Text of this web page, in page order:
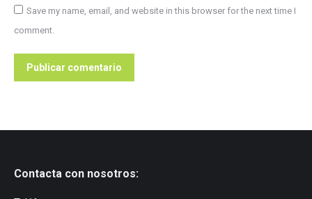
Save my name, email, and website in this browser for the next time I
comment.
Publicar comentario
Contacta con nosotros: